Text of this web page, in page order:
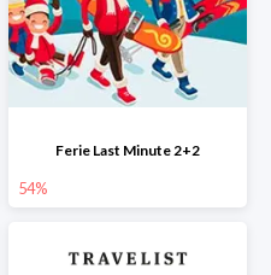
Ferie Last Minute 2+2
54%